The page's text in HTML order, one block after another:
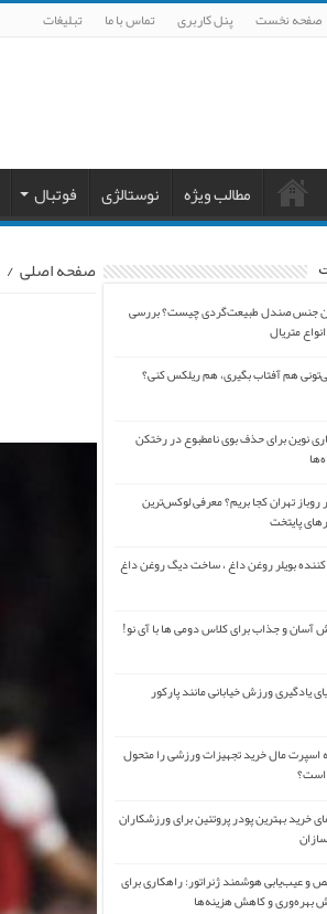
صفحه نخست پنل کاربری تماس با ما تبلیغات
مطالب ویژه نوستالژی فوتبال
صفحه اصلی /
جنس صندل طبیعت‌گردی چیست؟ بررسی
متریال
هم آفتاب بگیری، هم ریلکس کنی؟
نوین برای حذف بوی نامطبوع در رختکن
روباز تهران کجا بریم؟ معرفی لوکس‌ترین
پایتخت
کننده بویلر روغن داغ ، ساخت دیگ روغن داغ
آسان و جذاب برای کلاس دومی ها با آی نو!
اسپرت مال خرید تجهیزات ورزشی را متحول
خرید بهترین پودر پروتئین برای ورزشکاران
و عیب‌یابی هوشمند ژنراتور: راهکاری برای
بهره‌وری و کاهش هزینه‌ها